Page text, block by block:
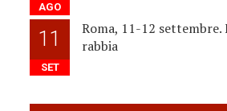
AGO
11
SET
Roma, 11-12 settembre.
rabbia